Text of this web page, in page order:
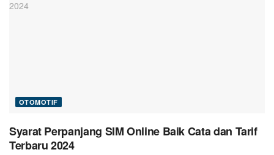
OTOMOTIF
Syarat Perpanjang SIM Online Baik Cata dan Tarif
Terbaru 2024